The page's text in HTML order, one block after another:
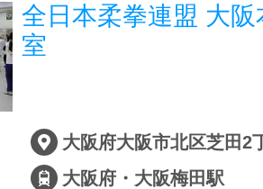
サイトマッ
全日本柔拳連盟 大
室
大阪府・大阪梅田駅